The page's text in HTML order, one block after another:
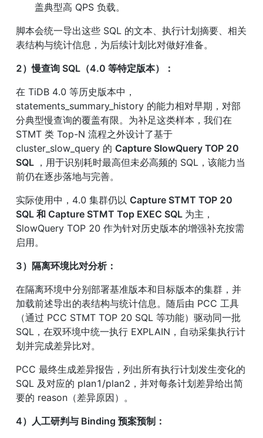
盖典型高 QPS 负载。
脚本会统一导出这些 SQL 的文本、执行计划摘要、相关
表结构与统计信息，为后续计划比对做好准备。
2）慢查询 SQL（4.0 等特定版本）：
在 TiDB 4.0 等历史版本中，
statements_summary_history 的能力相对早期，对部
分典型慢查询的覆盖有限。为补足这类样本，我们在
STMT 类 Top-N 流程之外设计了基于
cluster_slow_query 的 Capture SlowQuery TOP 20
SQL ，用于识别耗时最高但未必高频的 SQL，该能力当
前仍在逐步落地与完善。
实际使用中，4.0 集群仍以 Capture STMT TOP 20
SQL 和 Capture STMT Top EXEC SQL 为主，
SlowQuery TOP 20 作为针对历史版本的增强补充按需
启用。
3）隔离环境比对分析：
在隔离环境中分别部署基准版本和目标版本的集群，并
加载前述导出的表结构与统计信息。随后由 PCC 工具
（通过 PCC STMT TOP 20 SQL 等功能）驱动同一批
SQL，在双环境中统一执行 EXPLAIN，自动采集执行计
划并完成差异比对。
PCC 最终生成差异报告，列出所有执行计划发生变化的
SQL 及对应的 plan1/plan2，并对每条计划差异给出简
要的 reason（差异原因）。
4）人工研判与 Binding 预案预制：